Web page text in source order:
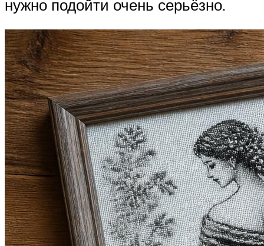
нужно подойти очень серьёзно.